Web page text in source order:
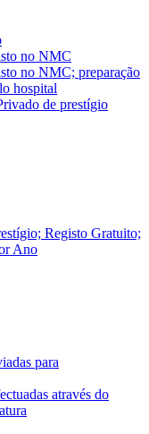
no NMC
no NMC; preparação
hospital
de prestígio
Registo Gratuito;
Ano
para
através do